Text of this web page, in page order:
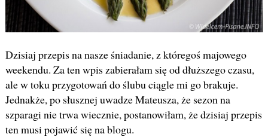
Dzisiaj przepis na nasze śniadanie, z któregoś majowego
weekendu. Za ten wpis zabierałam się od dłuższego czasu,
ale w toku przygotowań do ślubu ciągle mi go brakuje.
Jednakże, po słusznej uwadze Mateusza, że sezon na
szparagi nie trwa wiecznie, postanowiłam, że dzisiaj przepis
ten musi pojawić się na blogu.